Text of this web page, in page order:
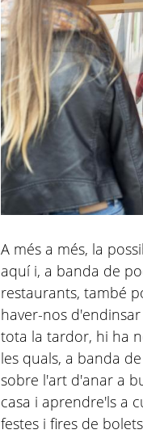
A més a més, la
aquí i, a banda de
restaurants, també
haver-nos
tota la tardor, hi ha
les quals, a banda
sobre l'art d'anar a
casa i aprendre'ls a
festes i fires de